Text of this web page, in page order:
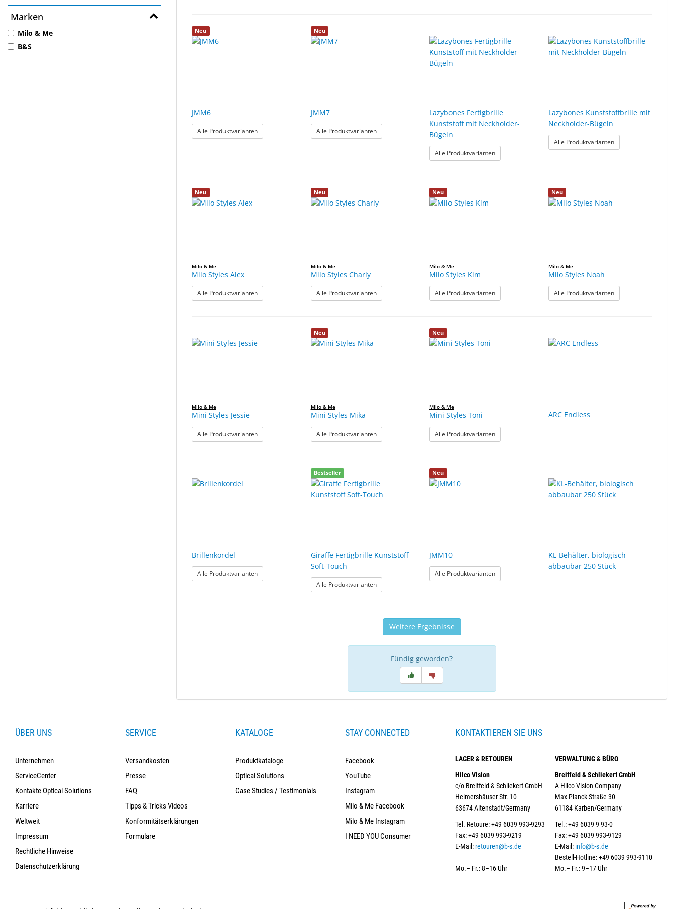
Marken
Milo & Me
B&S
Neu
JMM6
Alle Produktvarianten: JMM6
Neu
JMM7
Alle Produktvarianten: JMM7
Lazybones Fertigbrille
Kunststoff mit Neckholder-
Bügeln
Alle Produktvarianten: Lazybones Fertigbrille Kunststoff mit Neckholder-Bügeln
Lazybones Kunststoffbrille mit
Neckholder-Bügeln
Alle Produktvarianten: Lazybones
Neu
Milo & Me
Milo Styles Alex
Alle Produktvarianten: Milo Styles Alex
Neu
Milo & Me
Milo Styles Charly
Alle Produktvarianten: Milo Styles Charly
Neu
Milo & Me
Milo Styles Kim
Alle Produktvarianten: Milo Styles Kim
Neu
Milo & Me
Milo Styles Noah
Alle Produktvarianten: Milo Styles Noah
Milo & Me
Mini Styles Jessie
Alle Produktvarianten: Mini Styles Jessie
Neu
Milo & Me
Mini Styles Mika
Alle Produktvarianten: Mini Styles Mika
Neu
Milo & Me
Mini Styles Toni
Alle Produktvarianten: Mini Styles Toni
ARC Endless
Brillenkordel
Alle Produktvarianten: Brillenkordel
Bestseller
Giraffe Fertigbrille Kunststoff
Soft-Touch
Alle Produktvarianten: Giraffe Fertigbrille Kunststoff Soft-Touch
Neu
JMM10
Alle Produktvarianten: JMM10
KL-Behälter, biologisch
abbaubar 250 Stück
Weitere Ergebnisse
Fündig geworden?
ÜBER UNS
Unternehmen
ServiceCenter
Kontakte Optical Solutions
Karriere
Weltweit
Impressum
Rechtliche Hinweise
Datenschutzerklärung
SERVICE
Versandkosten
Presse
FAQ
Tipps & Tricks Videos
Konformitätserklärungen
Formulare
KATALOGE
Produktkataloge
Optical Solutions
Case Studies / Testimonials
STAY CONNECTED
Facebook
YouTube
Instagram
Milo & Me Facebook
Milo & Me Instagram
I NEED YOU Consumer
KONTAKTIEREN SIE UNS
LAGER & RETOUREN
Hilco Vision
c/o Breitfeld & Schliekert GmbH
Helmershäuser Str. 10
63674 Altenstadt/Germany
Tel. Retoure: +49 6039 993-9293
Fax: +49 6039 993-9219
E-Mail:retouren@b-s.de
Mo.– Fr.: 8–16 Uhr
VERWALTUNG & BÜRO
Breitfeld & Schliekert GmbH
A Hilco Vision Company
Max-Planck-Straße 30
61184 Karben/Germany
Tel.: +49 6039 9 93-0
Fax: +49 6039 993-9129
E-Mail: info@b-s.de
Bestell-Hotline: +49 6039 993-9110
Mo.– Fr.: 9–17 Uhr